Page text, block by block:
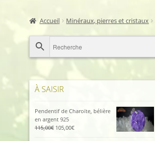
Accueil Minéraux, pierres et cristaux
À SAISIR
Pendentif de Charoïte, bélière
en argent 925
115,00€ Le
105,00€Le